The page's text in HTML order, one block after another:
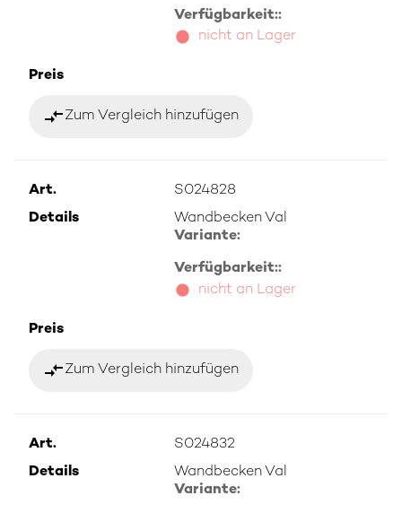
Verfügbarkeit::
nicht an Lager
Preis
compare_arrowsZum Vergleich hinzufügen
Art.
S024828
Details
Wandbecken Val
Variante:
Verfügbarkeit::
nicht an Lager
Preis
compare_arrowsZum Vergleich hinzufügen
Art.
S024832
Details
Wandbecken Val
Variante: